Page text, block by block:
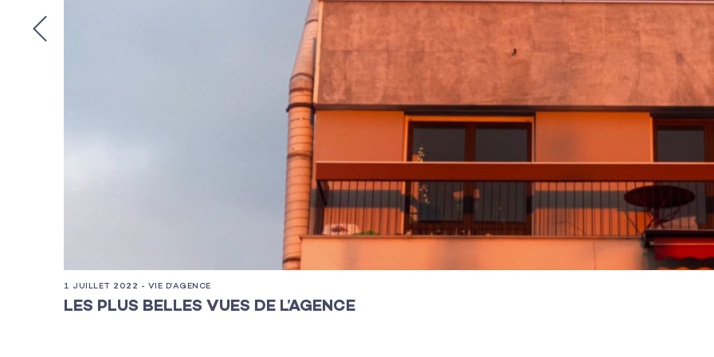
1 JUILLET 2022 - VIE D’AGENCE
LES PLUS BELLES VUES DE L’AGENCE